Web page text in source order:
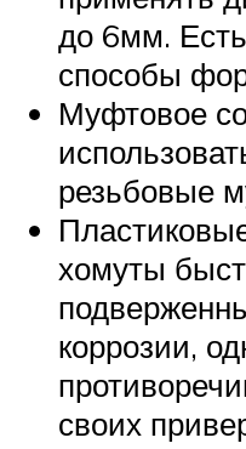
до 6мм.
способы
Муфтовое
резьбовые
хомуты
коррозии,
своих